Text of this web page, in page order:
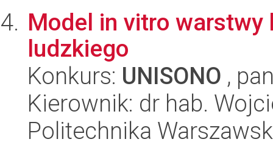
Model in vitro
ludzkiego
Konkurs: UNISONO ,
Kierownik: dr hab.
Politechnika